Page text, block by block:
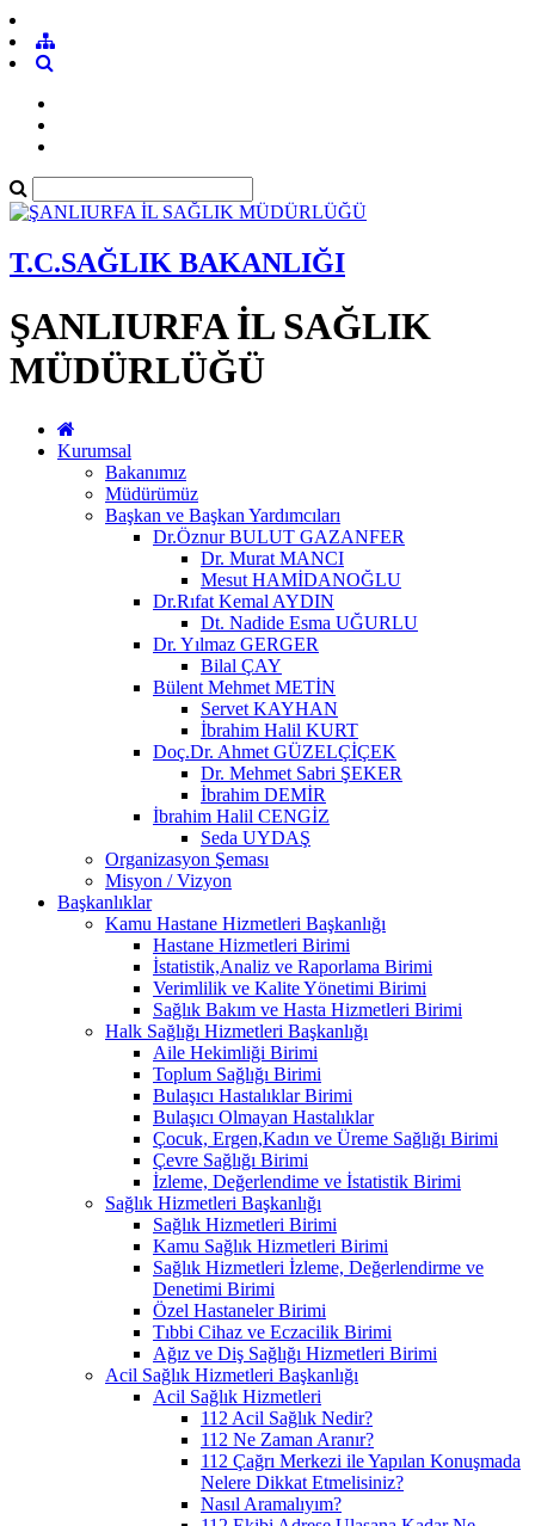
T.C.SAĞLIK BAKANLIĞI
ŞANLIURFA İL SAĞLIK
MÜDÜRLÜĞÜ
Kurumsal
Bakanımız
Müdürümüz
Başkan ve Başkan Yardımcıları
Dr.Öznur BULUT GAZANFER
Dr. Murat MANCI
Mesut HAMİDANOĞLU
Dr.Rıfat Kemal AYDIN
Dt. Nadide Esma UĞURLU
Dr. Yılmaz GERGER
Bilal ÇAY
Bülent Mehmet METİN
Servet KAYHAN
İbrahim Halil KURT
Doç.Dr. Ahmet GÜZELÇİÇEK
Dr. Mehmet Sabri ŞEKER
İbrahim DEMİR
İbrahim Halil CENGİZ
Seda UYDAŞ
Organizasyon Şeması
Misyon / Vizyon
Başkanlıklar
Kamu Hastane Hizmetleri Başkanlığı
Hastane Hizmetleri Birimi
İstatistik,Analiz ve Raporlama Birimi
Verimlilik ve Kalite Yönetimi Birimi
Sağlık Bakım ve Hasta Hizmetleri Birimi
Halk Sağlığı Hizmetleri Başkanlığı
Aile Hekimliği Birimi
Toplum Sağlığı Birimi
Bulaşıcı Hastalıklar Birimi
Bulaşıcı Olmayan Hastalıklar
Çocuk, Ergen,Kadın ve Üreme Sağlığı Birimi
Çevre Sağlığı Birimi
İzleme, Değerlendime ve İstatistik Birimi
Sağlık Hizmetleri Başkanlığı
Sağlık Hizmetleri Birimi
Kamu Sağlık Hizmetleri Birimi
Sağlık Hizmetleri İzleme, Değerlendirme ve
Denetimi Birimi
Özel Hastaneler Birimi
Tıbbi Cihaz ve Eczacilik Birimi
Ağız ve Diş Sağlığı Hizmetleri Birimi
Acil Sağlık Hizmetleri Başkanlığı
Acil Sağlık Hizmetleri
112 Acil Sağlık Nedir?
112 Ne Zaman Aranır?
112 Çağrı Merkezi ile Yapılan Konuşmada
Nelere Dikkat Etmelisiniz?
Nasıl Aramalıyım?